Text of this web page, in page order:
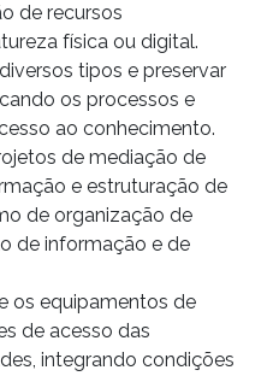
de recursos
física ou digital.
tipos e preservar
os processos e
ao conhecimento.
de mediação de
e estruturação de
de organização de
de informação e de
os equipamentos de
de acesso das
integrando condições